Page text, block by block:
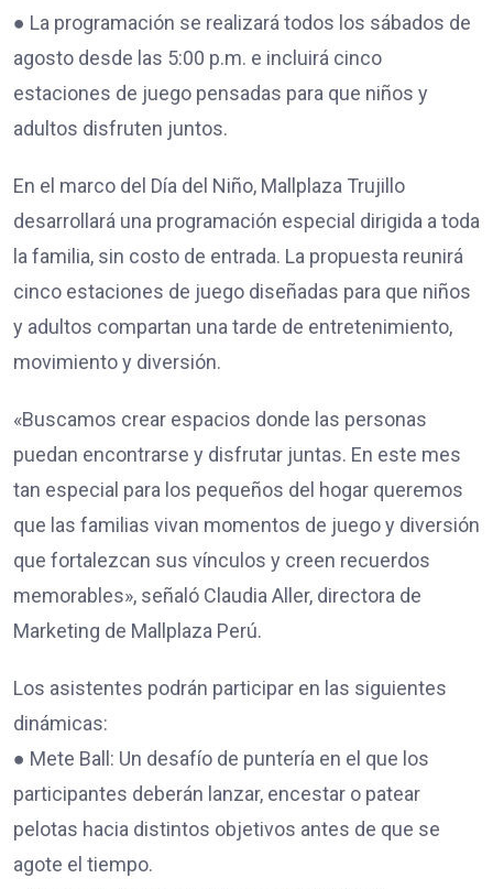
● La programación se realizará todos los sábados de
agosto desde las 5:00 p.m. e incluirá cinco
estaciones de juego pensadas para que niños y
adultos disfruten juntos.
En el marco del Día del Niño, Mallplaza Trujillo
desarrollará una programación especial dirigida a toda
la familia, sin costo de entrada. La propuesta reunirá
cinco estaciones de juego diseñadas para que niños
y adultos compartan una tarde de entretenimiento,
movimiento y diversión.
«Buscamos crear espacios donde las personas
puedan encontrarse y disfrutar juntas. En este mes
tan especial para los pequeños del hogar queremos
que las familias vivan momentos de juego y diversión
que fortalezcan sus vínculos y creen recuerdos
memorables», señaló Claudia Aller, directora de
Marketing de Mallplaza Perú.
Los asistentes podrán participar en las siguientes
dinámicas:
● Mete Ball: Un desafío de puntería en el que los
participantes deberán lanzar, encestar o patear
pelotas hacia distintos objetivos antes de que se
agote el tiempo.